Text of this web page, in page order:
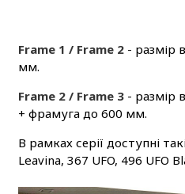
Frame 1 / Frame 2- размір
мм.
Frame 2 / Frame 3- размір
+ фрамуга до 600 мм.
В рамках серії доступні
Leavina, 367 UFO, 496 UFO